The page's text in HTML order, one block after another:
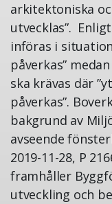
arkitektoniska
utvecklas”.
införas i
påverkas”
ska krävas där
påverkas”.
bakgrund av
avseende
2019-11-28, P
framhåller
utveckling och